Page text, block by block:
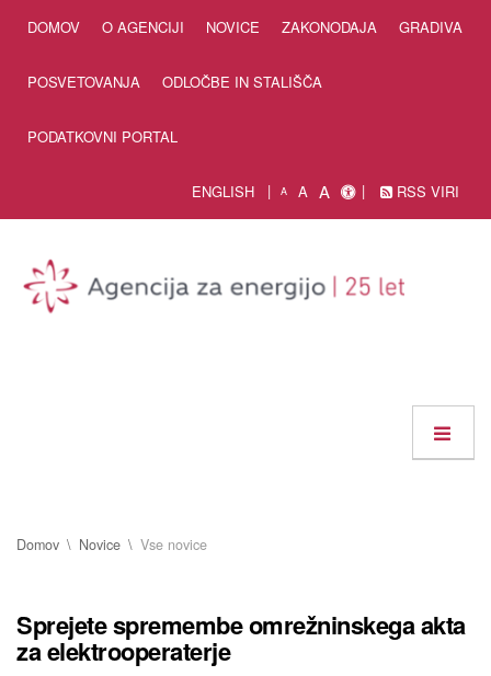
DOMOV O AGENCIJI NOVICE ZAKONODAJA GRADIVA
POSVETOVANJA ODLOČBE IN STALIŠČA
PODATKOVNI PORTAL
ENGLISH A A A RSS VIRI
Domov Novice Vse novice
Sprejete spremembe omrežninskega akta
za elektrooperaterje